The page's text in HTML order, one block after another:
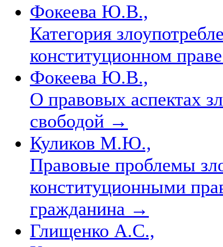
Фокеева Ю.В.,
Категория
конституционном
Фокеева Ю.В.,
О правовых аспектах
свободой →
Куликов М.Ю.,
Правовые проблемы
конституционными
гражданина →
Глищенко А.С.,